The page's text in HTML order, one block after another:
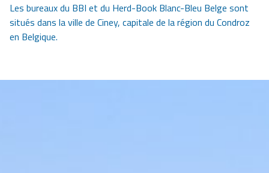
Les bureaux du BBI et du Herd-Book Blanc-Bleu Belge sont
situés dans la ville de Ciney, capitale de la région du Condroz
en Belgique.